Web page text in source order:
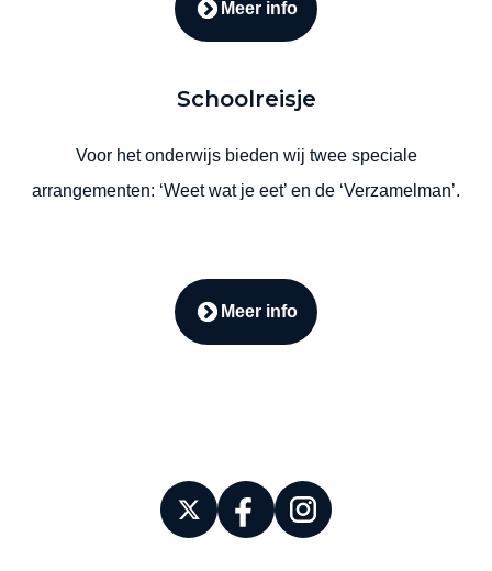
Meer info
Schoolreisje
Voor het onderwijs bieden wij twee speciale
arrangementen: ‘Weet wat je eet’ en de ‘Verzamelman’.
Meer info